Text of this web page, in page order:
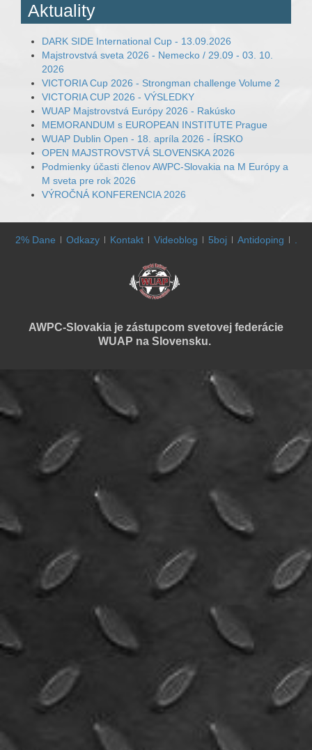
Aktuality
DARK SIDE International Cup - 13.09.2026
Majstrovstvá sveta 2026 - Nemecko / 29.09 - 03. 10.
2026
VICTORIA Cup 2026 - Strongman challenge Volume 2
VICTORIA CUP 2026 - VÝSLEDKY
WUAP Majstrovstvá Európy 2026 - Rakúsko
MEMORANDUM s EUROPEAN INSTITUTE Prague
WUAP Dublin Open - 18. apríla 2026 - ÍRSKO
OPEN MAJSTROVSTVÁ SLOVENSKA 2026
Podmienky účasti členov AWPC-Slovakia na M Európy a
M sveta pre rok 2026
VÝROČNÁ KONFERENCIA 2026
2% Dane Odkazy Kontakt Videoblog 5boj Antidoping
AWPC-Slovakia je zástupcom svetovej federácie
WUAP na Slovensku.